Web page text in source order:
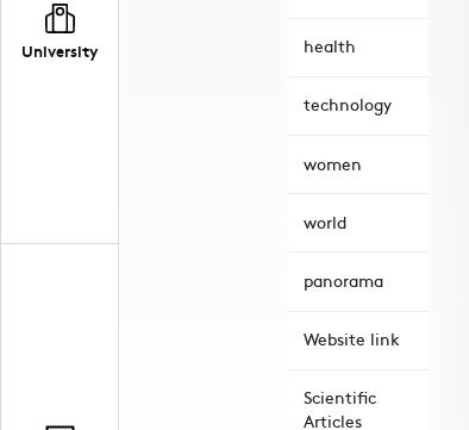
University health
technology
women
world
panorama
Website link
Scientific
Articles